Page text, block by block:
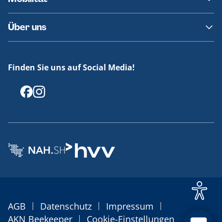
Fundsachen
Häufige Fragen
Barrierefreies Reisen
Erklärung Barrierefreiheit
Über uns
Offenlegungen
Finden Sie uns auf Social Media!
AGB | Datenschutz | Impressum |
AKN Beekeeper | Cookie-Einstellungen